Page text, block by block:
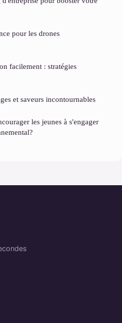
pour les drones
facilement : stratégies
et saveurs incontournables
les jeunes à s'engager